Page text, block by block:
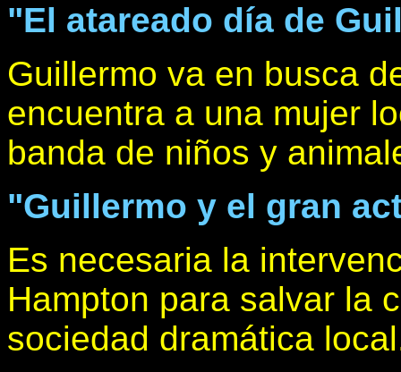
"El atareado día de
Guillermo va en busca
encuentra a una mujer
banda de niños y
"Guillermo y el gran
Es necesaria la
Hampton para salvar la
sociedad dramática